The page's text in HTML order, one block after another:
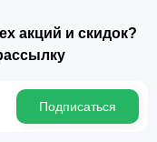
акций и скидок?
Подписаться